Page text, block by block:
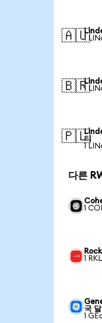
🇦🇺
1
🇧🇷
1
🇵🇱
티
1
다른
1
1
국 달
1